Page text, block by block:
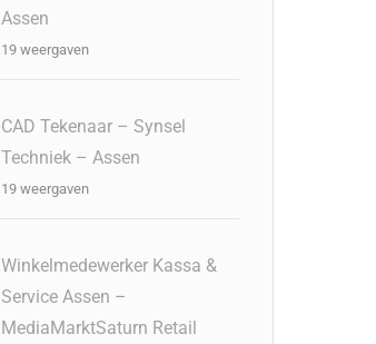
Assen
19 weergaven
CAD Tekenaar – Synsel
Techniek – Assen
19 weergaven
Winkelmedewerker Kassa &
Service Assen –
MediaMarktSaturn Retail